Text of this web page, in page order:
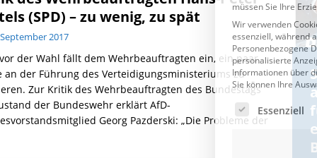
(SPD) – zu wenig, zu spät
2017
der Wahl fällt dem Wehrbeauftragten ein, ein paar
an der Führung des Verteidigungsministeriums zu
Zur Kritik des Wehrbeauftragten des Bundestags
der Bundeswehr erklärt AfD-
Georg Pazderski: „Die Probleme der
CDU & Ampel wollen nach
der Wahl wieder Afghanen
einfliegen: Zeit für ein
Asylmoratorium!
Cookie-Details